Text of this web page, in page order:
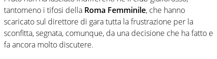
tantomeno i tifosi della Roma Femminile, che hanno
scaricato sul direttore di gara tutta la frustrazione per la
sconfitta, segnata, comunque, da una decisione che ha fatto e
fa ancora molto discutere.